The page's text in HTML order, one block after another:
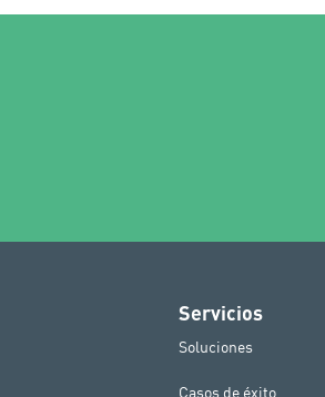
Servicios
Soluciones
Casos de éxito